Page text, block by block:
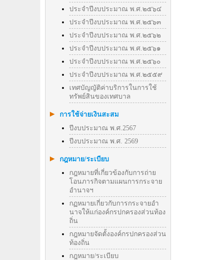
ประจำปีงบประมาณ พ.ศ.๒๕๖๔
ประจำปีงบประมาณ พ.ศ.๒๕๖๓
ประจำปีงบประมาณ พ.ศ.๒๕๖๒
ประจำปีงบประมาณ พ.ศ.๒๕๖๑
ประจำปีงบประมาณ พ.ศ.๒๕๖๐
ประจำปีงบประมาณ พ.ศ.๒๕๕๙
เทศบัญญัติค่าบริการในการใช้
ทรัพย์สินของเทศบาล
การใช้จ่ายเงินสะสม
ปีงบประมาณ พ.ศ.2567
ปีงบประมาณ พ.ศ. 2569
กฎหมาย/ระเบียบ
กฎหมายที่เกี่ยวข้องกับการถ่าย
โอนภารกิจตามแผนการกระจาย
อำนาจฯ
กฏหมายเกี่ยวกับการกระจายอำ
นาจให้แก่องค์กรปกครองส่วนท้อง
ถิ่น
กฎหมายจัดตั้งองค์กรปกครองส่วน
ท้องถิ่น
กฎหมาย/ระเบียบ